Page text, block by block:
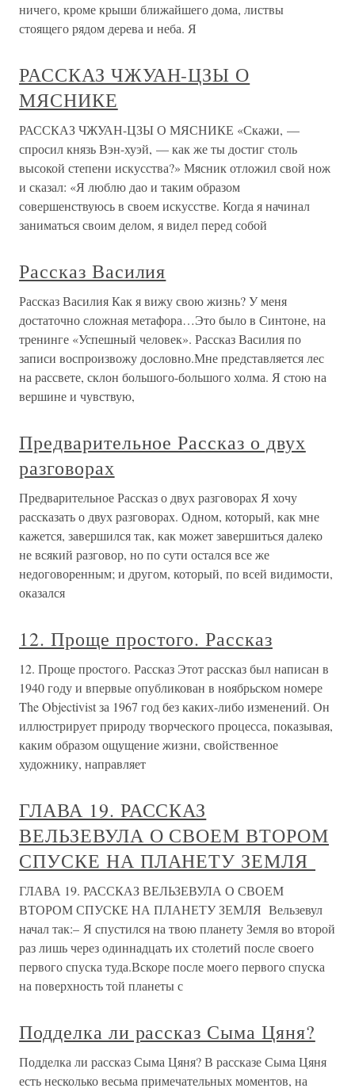
ничего, кроме крыши ближайшего дома, листвы
стоящего рядом дерева и неба. Я
РАССКАЗ ЧЖУАН-ЦЗЫ О
МЯСНИКЕ
РАССКАЗ ЧЖУАН-ЦЗЫ О МЯСНИКЕ «Скажи, —
спросил князь Вэн-хуэй, — как же ты достиг столь
высокой степени искусства?» Мясник отложил свой нож
и сказал: «Я люблю дао и таким образом
совершенствуюсь в своем искусстве. Когда я начинал
заниматься своим делом, я видел перед собой
Рассказ Василия
Рассказ Василия Как я вижу свою жизнь? У меня
достаточно сложная метафора…Это было в Синтоне, на
тренинге «Успешный человек». Рассказ Василия по
записи воспроизвожу дословно.Мне представляется лес
на рассвете, склон большого-большого холма. Я стою на
вершине и чувствую,
Предварительное Рассказ о двух
разговорах
Предварительное Рассказ о двух разговорах Я хочу
рассказать о двух разговорах. Одном, который, как мне
кажется, завершился так, как может завершиться далеко
не всякий разговор, но по сути остался все же
недоговоренным; и другом, который, по всей видимости,
оказался
12. Проще простого. Рассказ
12. Проще простого. Рассказ Этот рассказ был написан в
1940 году и впервые опубликован в ноябрьском номере
The Objectivist за 1967 год без каких-либо изменений. Он
иллюстрирует природу творческого процесса, показывая,
каким образом ощущение жизни, свойственное
художнику, направляет
ГЛАВА 19. РАССКАЗ
ВЕЛЬЗЕВУЛА О СВОЕМ ВТОРОМ
СПУСКЕ НА ПЛАНЕТУ ЗЕМЛЯ
ГЛАВА 19. РАССКАЗ ВЕЛЬЗЕВУЛА О СВОЕМ
ВТОРОМ СПУСКЕ НА ПЛАНЕТУ ЗЕМЛЯ Вельзевул
начал так:– Я спустился на твою планету Земля во второй
раз лишь через одиннадцать их столетий после своего
первого спуска туда.Вскоре после моего первого спуска
на поверхность той планеты с
Подделка ли рассказ Сыма Цяня?
Подделка ли рассказ Сыма Цяня? В рассказе Сыма Цяня
есть несколько весьма примечательных моментов, на